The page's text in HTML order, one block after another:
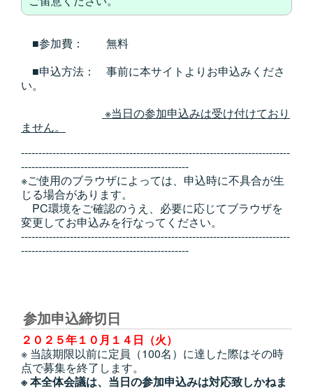
■参加費： 無料
■申込方法： 事前に本サイトよりお申込みくださ
い。
※当日の参加申込みは受け付けており
ません。
-----------------------------------------------------------------------------
------------------------------------------------
※ご使用のブラウザによっては、申込時に不具合が生
じる場合があります。
PC環境をご確認のうえ、必要に応じてブラウザを
変更してお申込みを行なってください。
-----------------------------------------------------------------------------
------------------------------------------------
参加申込締切日
２０２５年１０月１４日（火）
※ 当該期限以前に定員（100名）に達した際はその時
点で募集を終了します。
※ 本全体会議は、当日の参加申込みは対応致しかねま